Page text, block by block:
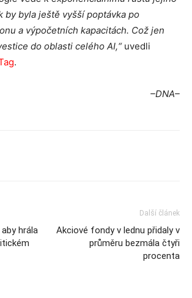
by byla ještě vyšší poptávka po
a výpočetních kapacitách. Což jen
do oblasti celého AI,“uvedli
.
–DNA–
hrála
Další článek
Akciové fondy v lednu přidaly v
průměru bezmála čtyři
procenta